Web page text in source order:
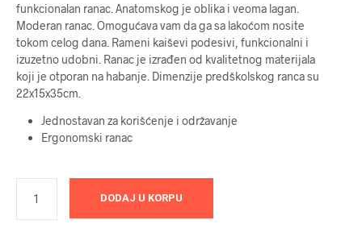
funkcionalan ranac. Anatomskog je oblika i veoma lagan.
Moderan ranac. Omogućava vam da ga sa lakoćom nosite
tokom celog dana. Rameni kaiševi podesivi, funkcionalni i
izuzetno udobni. Ranac je izrađen od kvalitetnog materijala
koji je otporan na habanje. Dimenzije predškolskog ranca su
22x15x35cm.
Jednostavan za korišćenje i održavanje
Ergonomski ranac
DODAJ U KORPU